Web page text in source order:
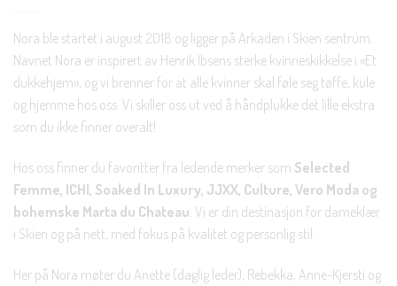
Nora ble startet i august 2018 og ligger på Arkaden i Skien sentrum.
Navnet Nora er inspirert av Henrik Ibsens sterke kvinneskikkelse i «Et
dukkehjem», og vi brenner for at alle kvinner skal føle seg tøffe, kule
og hjemme hos oss. Vi skiller oss ut ved å håndplukke det lille ekstra
som du ikke finner overalt!
Hos oss finner du favoritter fra ledende merker som Selected
Femme, ICHI, Soaked In Luxury, JJXX, Culture, Vero Moda og
bohemske Marta du Chateau. Vi er din destinasjon for dameklær
i Skien og på nett, med fokus på kvalitet og personlig stil.
Her på Nora møter du Anette (daglig leder), Rebekka, Anne-Kjersti og